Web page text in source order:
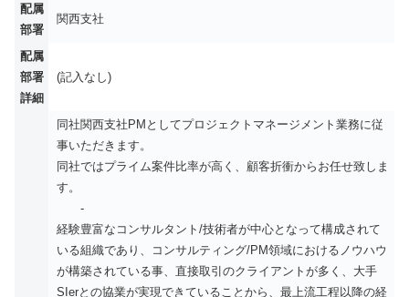
配属
部署
関西支社
配属
部署
詳細
(記入なし)
同社関西支社PMとしてプロジェクトマネージメント業務に従
事いただきます。
同社ではプライム案件比率が高く、顧客折衝からお任せ致しま
す。
-
経験豊富なコンサルタント/技術者が中心となって構成されて
いる組織であり、コンサルティング/PM領域におけるノウハウ
が構築されている事、直接取引のクライアントが多く、大手
SIerとの協業が実現できていることから、最上流工程以降の経